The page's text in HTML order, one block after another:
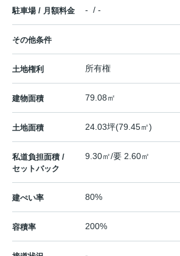
駐車場 / 月額料金 - / -
その他条件
土地権利 所有権
建物面積 79.08㎡
土地面積 24.03坪(79.45㎡)
私道負担面積 /
セットバック
9.30㎡/要 2.60㎡
建ぺい率 80%
容積率 200%